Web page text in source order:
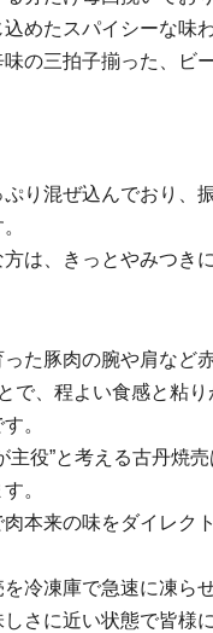
めたスパイシーな味
の三拍子揃った、ビ
ぷり混ぜ込んでおり、
は、きっとやみつき
た豚肉の腕や肩など
で、程よい食感と粘り
。
主役”と考える古丹焼
。
本来の味をダイレク
冷凍庫で急速に凍ら
さに近い状態で皆様